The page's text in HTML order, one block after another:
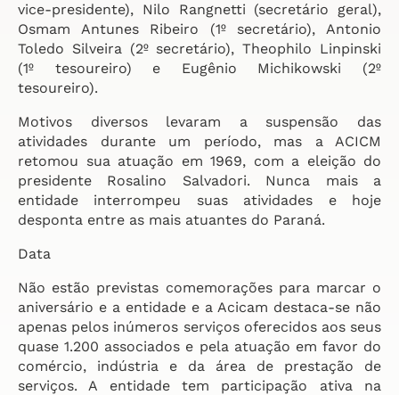
vice-presidente), Nilo Rangnetti (secretário geral),
Osmam Antunes Ribeiro (1º secretário), Antonio
Toledo Silveira (2º secretário), Theophilo Linpinski
(1º tesoureiro) e Eugênio Michikowski (2º
tesoureiro).
Motivos diversos levaram a suspensão das
atividades durante um período, mas a ACICM
retomou sua atuação em 1969, com a eleição do
presidente Rosalino Salvadori. Nunca mais a
entidade interrompeu suas atividades e hoje
desponta entre as mais atuantes do Paraná.
Data
Não estão previstas comemorações para marcar o
aniversário e a entidade e a Acicam destaca-se não
apenas pelos inúmeros serviços oferecidos aos seus
quase 1.200 associados e pela atuação em favor do
comércio, indústria e da área de prestação de
serviços. A entidade tem participação ativa na